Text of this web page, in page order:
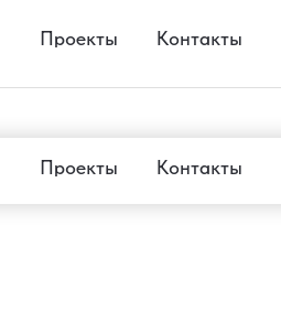
Контакты
Проекты
Контакты
Проекты